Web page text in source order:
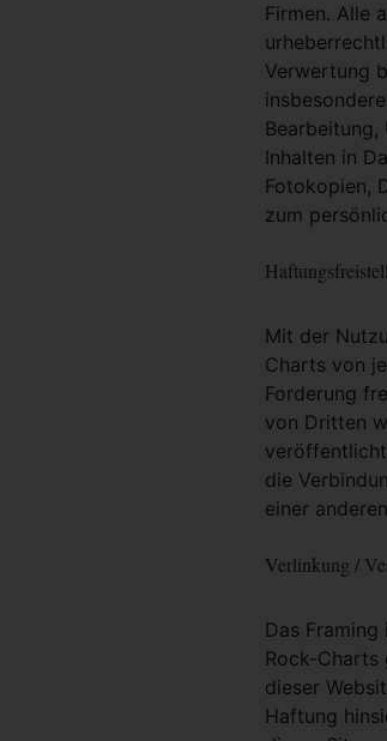
Firmen. Alle
Verwertung
Bearbeitung,
Inhalten in
Fotokopien,
zum
Mit der
Charts von
Forderung
von Dritten
die
einer
Verlinkung /
Das
Rock-Charts
dieser
Haftung